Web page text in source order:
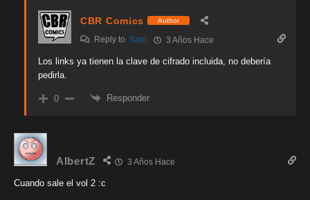
CBR Comics Author
Reply to Sam 3 Años Hace
Los links ya tienen la clave de cifrado incluida, no debería
pedirla.
0 Responder
AlbertZ 3 Años Hace
Cuando sale el vol 2 :c